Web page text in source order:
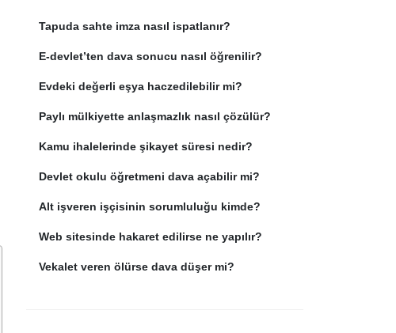
Tapuda sahte imza nasıl ispatlanır?
E-devlet’ten dava sonucu nasıl öğrenilir?
Evdeki değerli eşya haczedilebilir mi?
Paylı mülkiyette anlaşmazlık nasıl çözülür?
Kamu ihalelerinde şikayet süresi nedir?
Devlet okulu öğretmeni dava açabilir mi?
Alt işveren işçisinin sorumluluğu kimde?
Web sitesinde hakaret edilirse ne yapılır?
Vekalet veren ölürse dava düşer mi?